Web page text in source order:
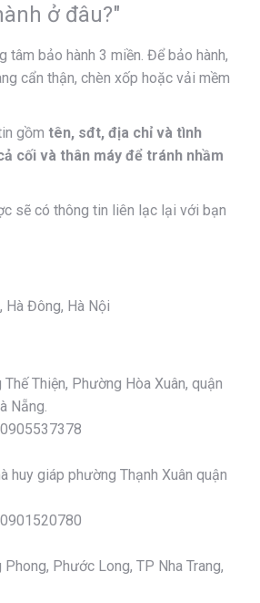
ở đâu?"
tâm bảo hành 3 miền. Để bảo hành,
cẩn thận, chèn xốp hoặc vải mềm
gồm tên, sđt, địa chỉ và tình
cối và thân máy để tránh nhầm
sẽ có thông tin liên lạc lại với bạn
Hà Đông, Hà Nội
Thiện, Phường Hòa Xuân, quận
Nẵng.
giáp phường Thạnh Xuân quận
Phước Long, TP Nha Trang,